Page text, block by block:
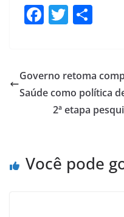
F
b
o
o
T
er e
Governo retoma
Saúde como política
2ª etapa
Você pode